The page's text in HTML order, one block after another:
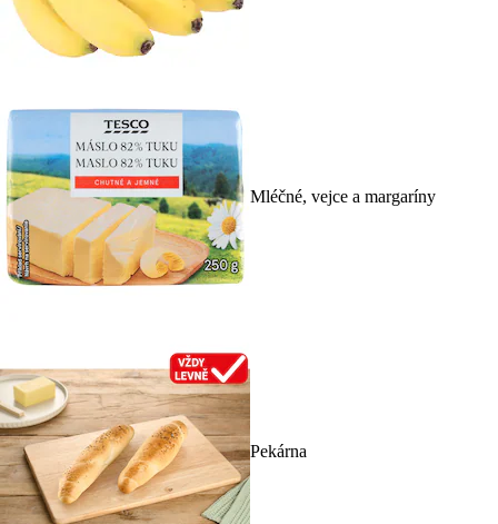
Mléčné, vejce a margaríny
Pekárna